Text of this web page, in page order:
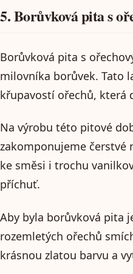
5. Borůvková pita s
Borůvková pita s
milovníka borůvek. Tato
křupavostí ořechů, která
Na výrobu této pitové
zakomponujeme čerstvé
ke směsi i trochu
příchuť.
Aby byla borůvková pita
rozemletých ořechů
krásnou zlatou barvu a